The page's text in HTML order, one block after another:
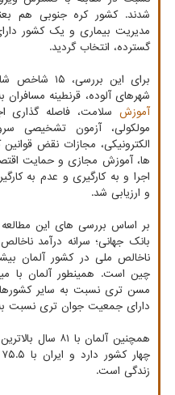
شدند. کشور کره جنوبی هم
مدیریت بیماری و یک کشور
گسترده، انتخاب گردید.
برای این
شهرهای آلوده، قرنطینه مسافران به مدت ۱۴ روز، قانون
آموزش سلامت، فاصله گذاری
مولکولی، آزمون تشخیصی
ها، آموزش مجازی و حمایت
اجرا و به کارگیری و عدم به
و ارزیابی شد.
بر اساس بررسی های این
بانک جهانی؛ سرانه درآمد
ناخالص ملی در کشور آلمان
دارای جمعیت جوان تری نسبت
همچنین آلمان با
زندگی است.